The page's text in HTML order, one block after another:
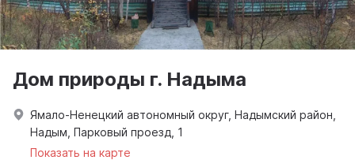
Дом природы г. Надыма
Ямало-Ненецкий автономный округ, Надымский район,
Надым, Парковый проезд, 1
Показать на карте